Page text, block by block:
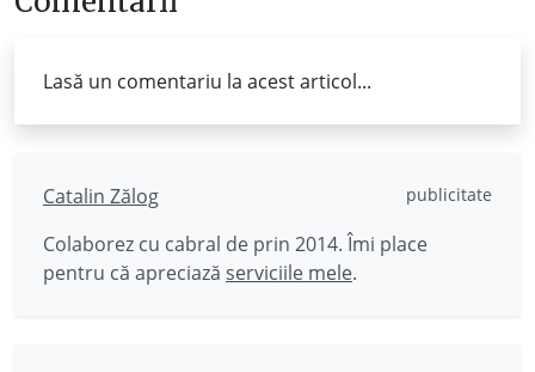
Lasă un comentariu la acest articol...
Catalin Zălog publicitate
Colaborez cu cabral de prin 2014. Îmi place
pentru că apreciază serviciile mele.